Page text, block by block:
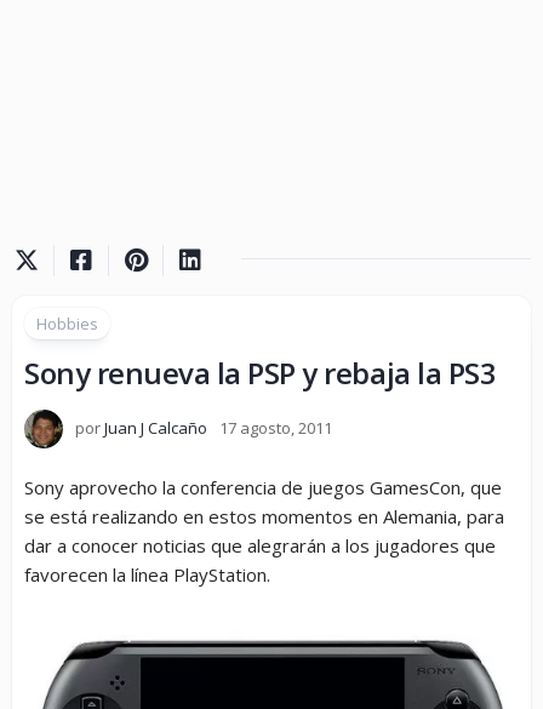
Hobbies
Sony renueva la PSP y rebaja la PS3
porJuan J Calcaño 17 agosto, 2011
Sony aprovecho la conferencia de juegos GamesCon, que
se está realizando en estos momentos en Alemania, para
dar a conocer noticias que alegrarán a los jugadores que
favorecen la línea PlayStation.